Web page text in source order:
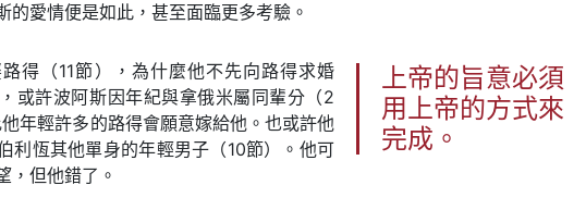
的愛情便是如此，甚至面臨更多考驗。
上帝的旨意必須
用上帝的方式來
完成。
得（11節），為什麼他不先向路得求婚
或許波阿斯因年紀與拿俄米屬同輩分（2
年輕許多的路得會願意嫁給他。也或許他
利恆其他單身的年輕男子（10節）。他可
，但他錯了。